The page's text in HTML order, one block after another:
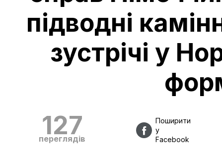
підводні
зустрічі у
127
переглядів
Поширити
у
Facebook